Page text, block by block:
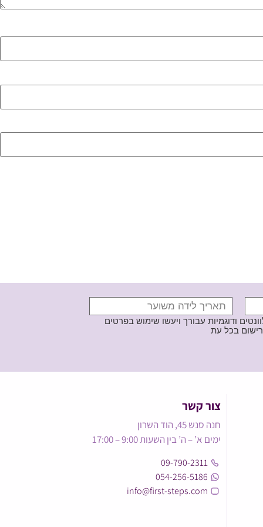
ודוגמיות עבורך ויעשו שימוש בפרטים
צור קשר
חנה סנש 45, הוד השרון
ימים א’ – ה’ בין השעות 9:00 – 17:00
09-790-2311
054-256-5186
info@first-steps.com